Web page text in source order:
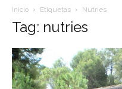
Inicio Etiquetas Nutries
Tag: nutries